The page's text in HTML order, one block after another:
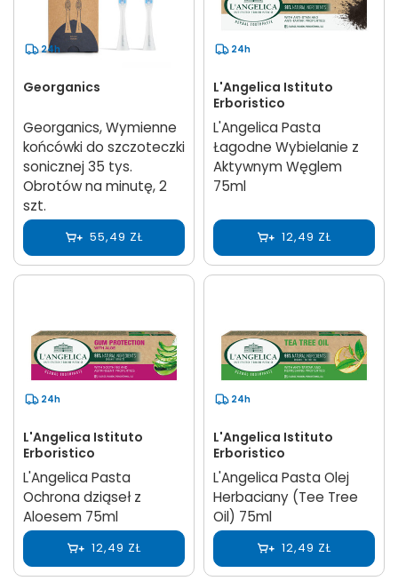
24h
Georganics
Georganics, Wymienne
końcówki do szczoteczki
sonicznej 35 tys.
Obrotów na minutę, 2
szt.
55,49 ZŁ
24h
L'Angelica Istituto
Erboristico
L'Angelica Pasta
Łagodne Wybielanie z
Aktywnym Węglem
75ml
12,49 ZŁ
24h
L'Angelica Istituto
Erboristico
L'Angelica Pasta
Ochrona dziąseł z
Aloesem 75ml
12,49 ZŁ
24h
L'Angelica Istituto
Erboristico
L'Angelica Pasta Olej
Herbaciany (Tee Tree
Oil) 75ml
12,49 ZŁ